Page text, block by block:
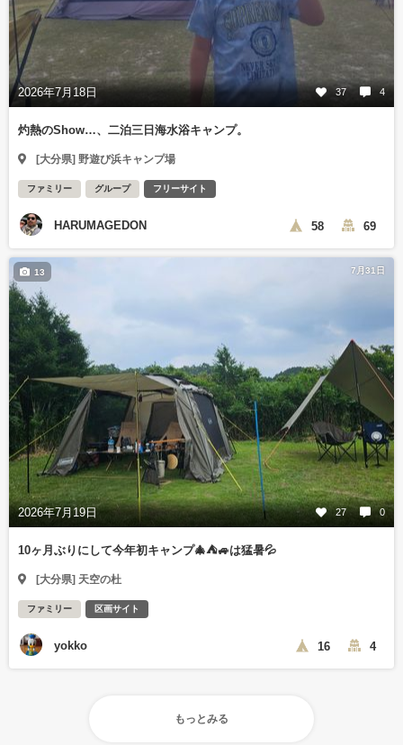
2026年7月18日 37 4
灼熱のShow…、二泊三日海水浴キャンプ。
[大分県] 野遊び浜キャンプ場
ファミリー グループ フリーサイト
HARUMAGEDON 58 69
7月31日
2026年7月19日 27 0
13
10ヶ月ぶりにして今年初キャンプ🎄⛺🚙は猛暑💦
[大分県] 天空の杜
ファミリー 区画サイト
yokko 16 4
もっとみる